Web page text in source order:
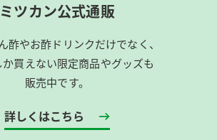
ミツカン公式通販
酢やお酢ドリンクだけでなく、
か買えない限定商品やグッズも
販売中です。
詳しくはこちら